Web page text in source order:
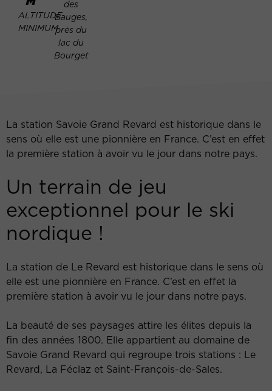
ALTITUDE
MINIMUM
des
Bauges,
près du
lac du
Bourget
La station Savoie Grand Revard est historique dans le
sens où elle est une pionnière en France. C’est en effet
la première station à avoir vu le jour dans notre pays.
Un terrain de jeu
exceptionnel pour le ski
nordique !
La station de Le Revard est historique dans le sens où
elle est une pionnière en France. C’est en effet la
première station à avoir vu le jour dans notre pays.
La beauté de ses paysages attire les élites depuis la
fin des années 1800. Elle appartient au domaine de
Savoie Grand Revard qui regroupe trois stations : Le
Revard, La Féclaz et Saint-François-de-Sales.